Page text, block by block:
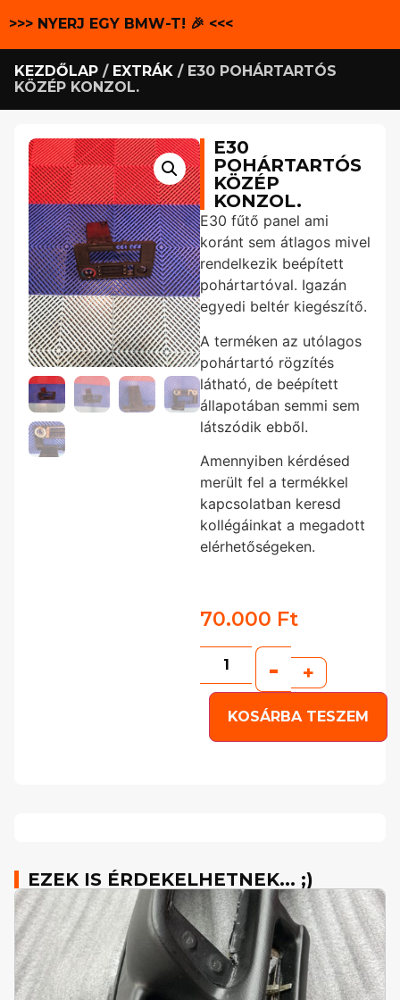
>>> NYERJ EGY BMW-T! 🎉 <<<
KEZDŐLAP / EXTRÁK / E30 POHÁRTARTÓS
KÖZÉP KONZOL.
E30
POHÁRTARTÓS
KÖZÉP
KONZOL.
E30 fűtő panel ami
koránt sem átlagos mivel
rendelkezik beépített
pohártartóval. Igazán
egyedi beltér kiegészítő.
A terméken az utólagos
pohártartó rögzítés
látható, de beépített
állapotában semmi sem
látszódik ebből.
Amennyiben kérdésed
merült fel a termékkel
kapcsolatban keresd
kollégáinkat a megadott
elérhetőségeken.
70.000 Ft
- +
KOSÁRBA TESZEM
EZEK IS ÉRDEKELHETNEK... ;)